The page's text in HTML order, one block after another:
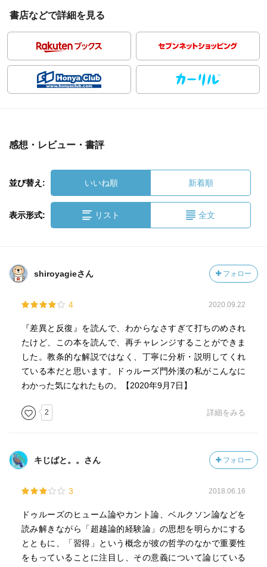
書店などで詳細を見る
感想・レビュー・書評
並び替え: いいね順 新着順
表示形式: リスト 全文
shiroyagieさん フォロー
4 2020.09.22
『差異と反復』を読んで、わからなさすぎて打ちのめされ
たけど、この本を読んで、再チャレンジすることができま
した。教条的な解説ではなく、丁寧に分析・説明してくれ
ている本だと思います。ドゥルーズ門外漢の私がこんなに
わかった気になれたもの。【2020年9月7日】
2 詳細をみる
キじばと。。さん フォロー
3 2018.06.16
ドゥルーズのヒューム論やカント論、ベルクソン論などを
読み解きながら「超越論的経験論」の思想を明らかにする
とともに、「習得」という概念が彼の哲学のなかで重要性
をもっていることに注目し、その意義について論じている